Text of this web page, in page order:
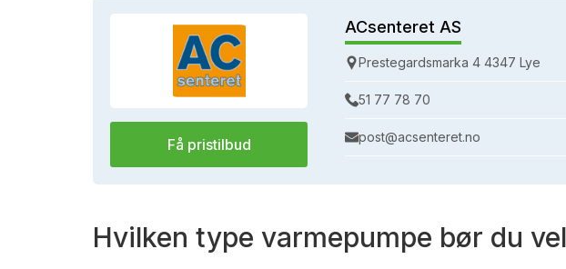
Få pristilbud
ACsenteret AS
Prestegardsmarka 4 4347 Lye
51 77 78 70
post@acsenteret.no
Hvilken type varmepumpe bør du